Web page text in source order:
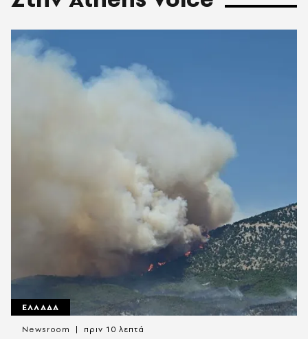
ΕΛΛΑΔΑ
Newsroom πριν 10 λεπτά